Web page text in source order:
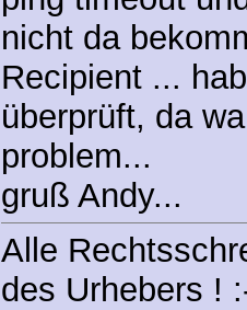
nicht da
Recipient ...
überprüft, da
problem...
gruß Andy...
Alle
des Urhebers !